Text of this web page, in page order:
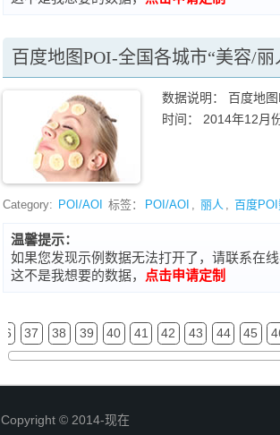
百度地图POI-全国各城市“美容/丽
数据说明： 百度地
时间： 2014年12月
Category: POI/AOI 标签： POI/AOI , 丽人 , 百度
温馨提示：
如果您发现示例数据无法打开了，请联系在
这不是我想要的数据，
点击申请定制
36 37 38 39 40 41 42 43 44 45
Copyright © 2014-现在